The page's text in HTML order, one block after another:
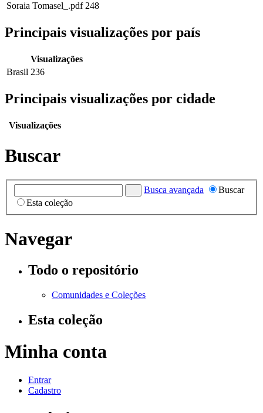
Soraia Tomasel_.pdf 248
Principais visualizações por país
Visualizações
Brasil 236
Principais visualizações por cidade
Visualizações
Buscar
Busca avançada
Buscar
Esta coleção
Navegar
Todo o repositório
Comunidades e Coleções
Esta coleção
Minha conta
Entrar
Cadastro